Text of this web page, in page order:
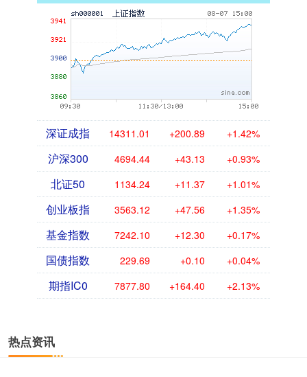
深证成指 14311.01 +200.89 +1.42%
沪深300 4694.44 +43.13 +0.93%
北证50 1134.24 +11.37 +1.01%
创业板指 3563.12 +47.56 +1.35%
基金指数 7242.10 +12.30 +0.17%
国债指数 229.69 +0.10 +0.04%
期指IC0 7877.80 +164.40 +2.13%
热点资讯